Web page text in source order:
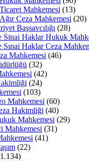
Mahkemesi (13)
Ceza Mahkemesi (20)
Başsavcılığı (28)
Sinai Haklar Hukuk
Haklar Ceza
Mahkemesi (46)
(32)
(42)
(24)
(103)
Mahkemesi (60)
Hakimliği (40)
Mahkemesi (29)
Mahkemesi (31)
(41)
(22)